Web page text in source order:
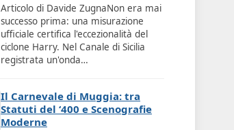
Articolo di Davide ZugnaNon era mai
successo prima: una misurazione
ufficiale certifica l'eccezionalità del
ciclone Harry. Nel Canale di Sicilia
registrata un'onda…
Il Carnevale di Muggia: tra
Statuti del ‘400 e Scenografie
Moderne